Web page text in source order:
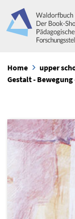
Home upper
Gestalt -